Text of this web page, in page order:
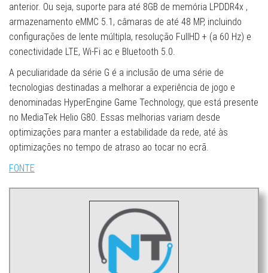
anterior. Ou seja, suporte para até 8GB de memória LPDDR4x ,
armazenamento eMMC 5.1, câmaras de até 48 MP, incluindo
configurações de lente múltipla, resolução FullHD + (a 60 Hz) e
conectividade LTE, Wi-Fi ac e Bluetooth 5.0.
A peculiaridade da série G é a inclusão de uma série de
tecnologias destinadas a melhorar a experiência de jogo e
denominadas HyperEngine Game Technology, que está presente
no MediaTek Helio G80. Essas melhorias variam desde
optimizações para manter a estabilidade da rede, até às
optimizações no tempo de atraso ao tocar no ecrã.
FONTE